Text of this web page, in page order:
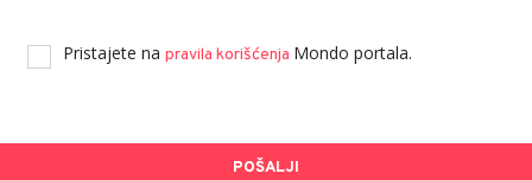
Pristajete na pravila korišćenja Mondo portala.
POŠALJI